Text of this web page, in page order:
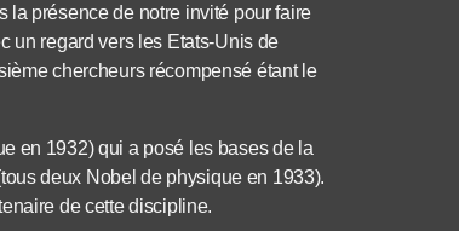
la présence de notre invité pour faire
un regard vers les Etats-Unis de
chercheurs récompensé étant le
en 1932) qui a posé les bases de la
deux Nobel de physique en 1933).
de cette discipline.